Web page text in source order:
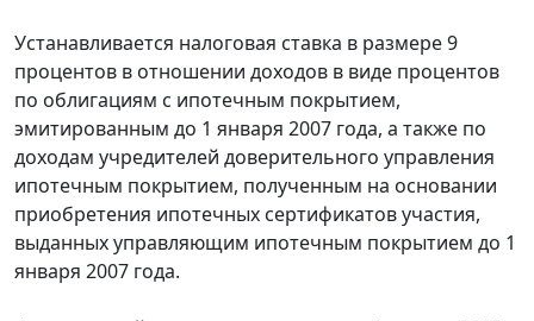
Устанавливается налоговая ставка в размере 9
процентов в отношении доходов в виде процентов
по облигациям с ипотечным покрытием,
эмитированным до 1 января 2007 года, а также по
доходам учредителей доверительного управления
ипотечным покрытием, полученным на основании
приобретения ипотечных сертификатов участия,
выданных управляющим ипотечным покрытием до 1
января 2007 года.